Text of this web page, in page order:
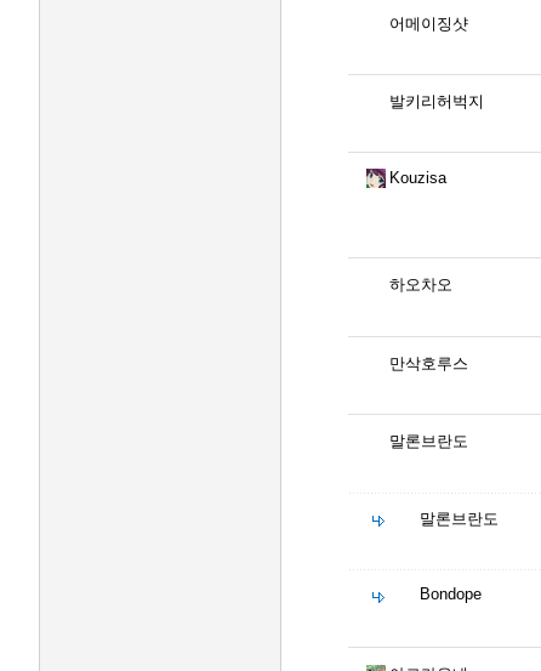
어메이징샷
발키리허벅지
Kouzisa
하오차오
만삭호루스
말론브란도
말론브란도
Bondope